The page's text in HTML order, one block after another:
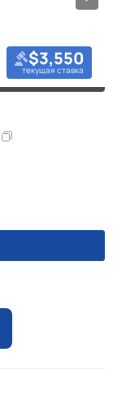
$3,550
текущая ставка